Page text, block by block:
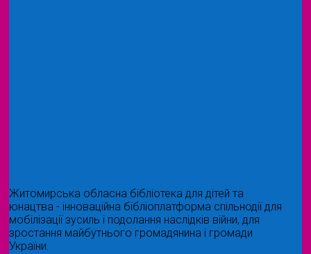
Житомирська обласна бібліотека для дітей та
юнацтва - інноваційна бібліоплатформа спільнодії для
мобілізації зусиль і подолання наслідків війни, для
зростання майбутнього громадянина і громади
України.